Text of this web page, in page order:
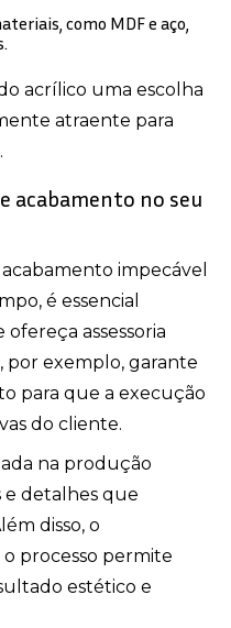
acrílico uma escolha
atraente para
acabamento no seu
impecável
é essencial
assessoria
por exemplo, garante
para que a execução
do cliente.
na produção
e detalhes que
disso, o
processo permite
estético e